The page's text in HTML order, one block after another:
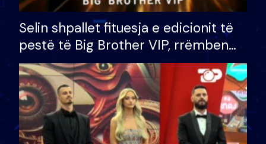
Selin shpallet fituesja e edicionit të
pestë të Big Brother VIP, rrëmben
çmimin e madh prej 100 mijë eurosh